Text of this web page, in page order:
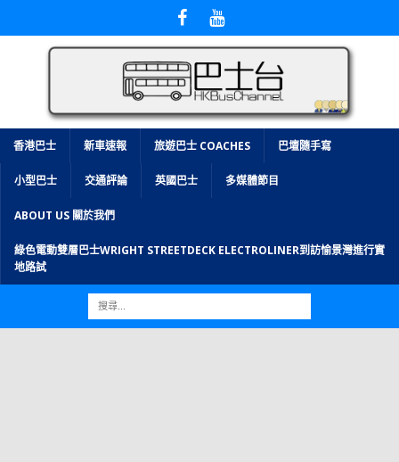
香港巴士 新車速報 旅遊巴士 COACHES 巴壇隨手寫
小型巴士 交通評論 英國巴士 多媒體節目
ABOUT US 關於我們
綠色電動雙層巴士WRIGHT STREETDECK ELECTROLINER到訪愉景灣進行實
地路試